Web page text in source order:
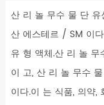
산 리 놀 무수 물 단
산 에스테르 / SM 이
유 형 액체.산 리 놀
이 고, 산 리 놀 무수
이다.이 는 식품, 의약,